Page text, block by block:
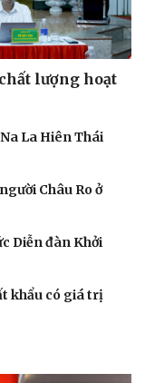
lượng hoạt
La Hiên Thái
Châu Ro ở
Diễn đàn Khởi
khẩu có giá trị